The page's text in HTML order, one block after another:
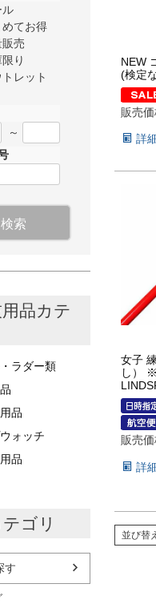
ル
めてお得
販売
り
レット
～
検索
品カテ
ラダー類
品
ォッチ
品
ゴリ
す
NEW
(検定
販売
詳
女子
し）
販売
詳
並び替え